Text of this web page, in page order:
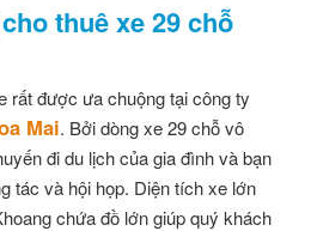
thuê xe 29 chỗ
rất được ưa chuộng tại công ty
Mai. Bởi dòng xe 29 chỗ vô
đi du lịch của gia đình và bạn
tác và hội họp. Diện tích xe lớn
chứa đồ lớn giúp quý khách